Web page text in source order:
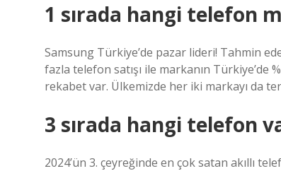
1 sırada hangi telefon
Samsung Türkiye’de pazar lideri! Tahmin
fazla telefon satışı ile markanın Türkiye’de
rekabet var. Ülkemizde her iki markayı da
3 sırada hangi telefon
2024’ün 3. çeyreğinde en çok satan akıllı